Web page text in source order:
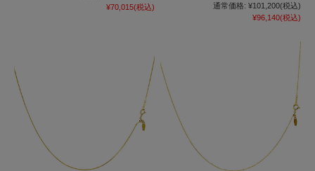
¥70,015(税込) 通常価格: ¥101,200(税込)
¥96,140(税込)